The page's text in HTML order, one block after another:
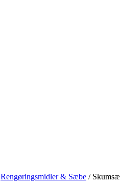
Rengøringsmidler & Sæbe /